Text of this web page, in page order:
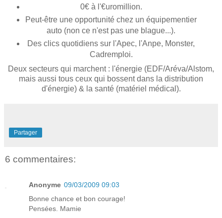
0€ à l'€uromillion.
Peut-être une opportunité chez un équipementier
auto (non ce n'est pas une blague...).
Des clics quotidiens sur l'Apec, l'Anpe, Monster,
Cadremploi.
Deux secteurs qui marchent : l'énergie (EDF/Aréva/Alstom,
mais aussi tous ceux qui bossent dans la distribution
d'énergie) & la santé (matériel médical).
Partager
6 commentaires:
Anonyme 09/03/2009 09:03
Bonne chance et bon courage!
Pensées. Mamie